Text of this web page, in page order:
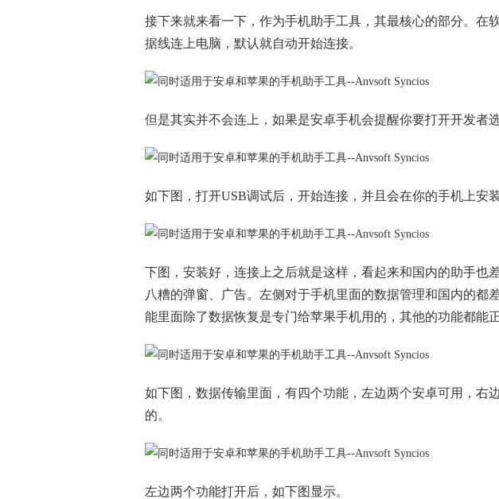
接下来就来看一下，作为手机助手工具，其最核心的部分。在
据线连上电脑，默认就自动开始连接。
但是其实并不会连上，如果是安卓手机会提醒你要打开开发者
如下图，打开USB调试后，开始连接，并且会在你的手机上安装
下图，安装好，连接上之后就是这样，看起来和国内的助手也
八糟的弹窗、广告。左侧对于手机里面的数据管理和国内的都
能里面除了数据恢复是专门给苹果手机用的，其他的功能都能正
如下图，数据传输里面，有四个功能，左边两个安卓可用，右
的。
左边两个功能打开后，如下图显示。